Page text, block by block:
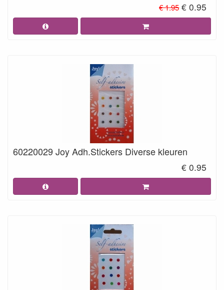
€ 1.95 € 0.95
60220029 Joy Adh.Stickers Diverse kleuren
€ 0.95